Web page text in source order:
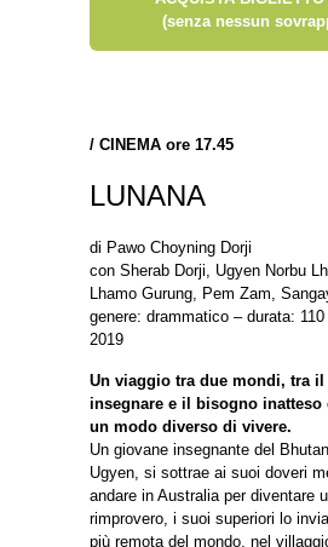
(senza nessun
/ CINEMA ore 17.45
LUNANA
di Pawo Choyning Dorji
con Sherab Dorji, Ugyen Norbu
Lhamo Gurung, Pem Zam,
genere: drammatico – durata:
2019
Un viaggio tra due mondi, tra
insegnare e il bisogno inatteso
un modo diverso di vivere.
Un giovane insegnante del
Ugyen, si sottrae ai suoi doveri
andare in Australia per diventare
rimprovero, i suoi superiori lo
più remota del mondo, nel